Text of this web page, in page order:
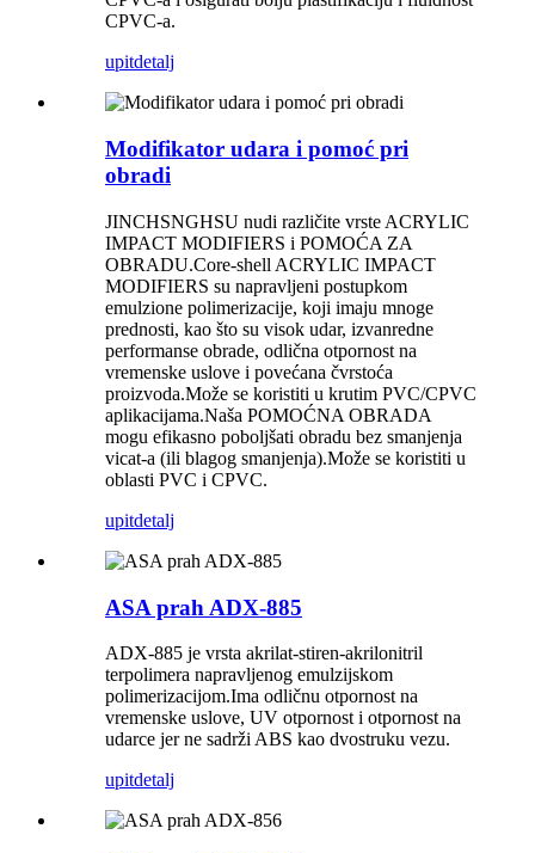
CPVC-a.
upitdetalj
Modifikator udara i pomoć pri
obradi
JINCHSNGHSU nudi različite vrste ACRYLIC
IMPACT MODIFIERS i POMOĆA ZA
OBRADU.Core-shell ACRYLIC IMPACT
MODIFIERS su napravljeni postupkom
emulzione polimerizacije, koji imaju mnoge
prednosti, kao što su visok udar, izvanredne
performanse obrade, odlična otpornost na
vremenske uslove i povećana čvrstoća
proizvoda.Može se koristiti u krutim PVC/CPVC
aplikacijama.Naša POMOĆNA OBRADA
mogu efikasno poboljšati obradu bez smanjenja
vicat-a (ili blagog smanjenja).Može se koristiti u
oblasti PVC i CPVC.
upitdetalj
ASA prah ADX-885
ADX-885 je vrsta akrilat-stiren-akrilonitril
terpolimera napravljenog emulzijskom
polimerizacijom.Ima odličnu otpornost na
vremenske uslove, UV otpornost i otpornost na
udarce jer ne sadrži ABS kao dvostruku vezu.
upitdetalj